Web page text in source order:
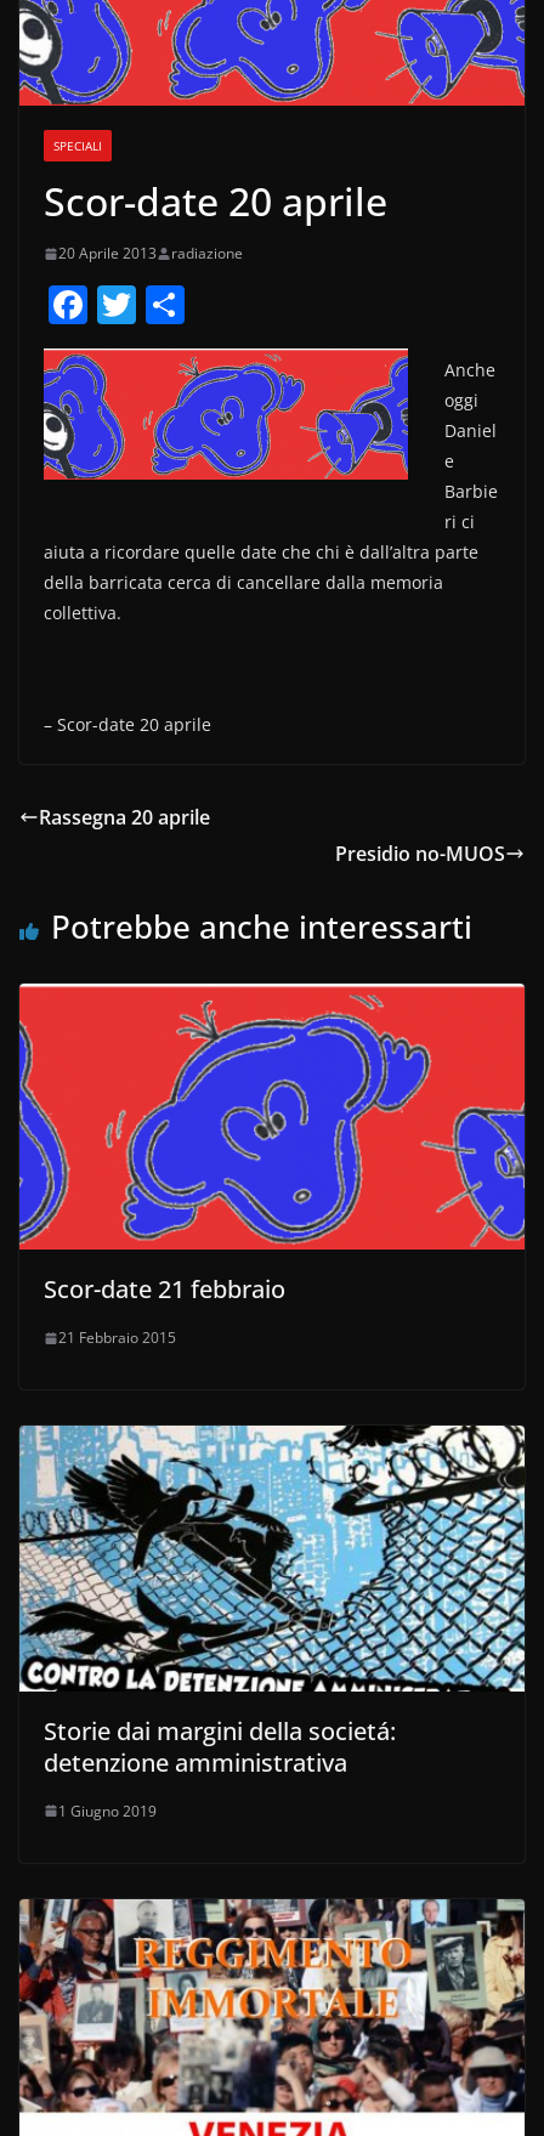
SPECIALI
Scor-date 20 aprile
20 Aprile 2013 radiazione
F
a
c
e
b
o
k
T
w
er
o
n
di
vi
Anche
oggi
Daniel
e
Barbie
ri ci
aiuta a ricordare quelle date che chi è dall’altra parte
della barricata cerca di cancellare dalla memoria
collettiva.
– Scor-date 20 aprile
Rassegna 20 aprile
Presidio no-MUOS
Potrebbe anche interessarti
Scor-date 21 febbraio
21 Febbraio 2015
Storie dai margini della societá:
detenzione amministrativa
1 Giugno 2019